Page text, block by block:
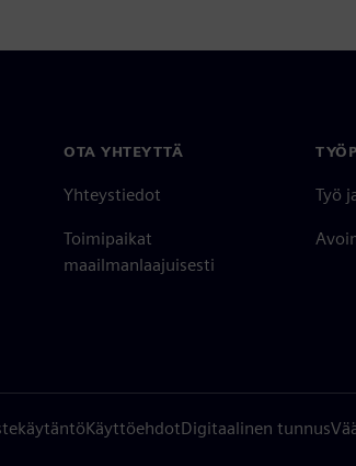
OTA YHTEYTTÄ
Yhteystiedot
Toimipaikat
maailmanlaajuisesti
Työ
KäyttöehdotDigitaalinen tunnus